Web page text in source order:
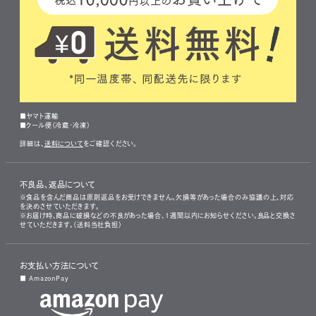
■ヤマト運輸
■クール便（冷蔵・冷凍）
詳細は、 送料について をご確認ください。
不良品、返品について
※食品を含んだ商品は原則返品をお受けできません。欠損等があった場合のみ協議の上、対応
を決めさせていただきます。
※お届け時、商品に破損などの不良があった場合、1週間以内にお知らせください。良品と交換さ
せていただきます。（送料当社負担）
お支払い方法について
■ AmazonPay